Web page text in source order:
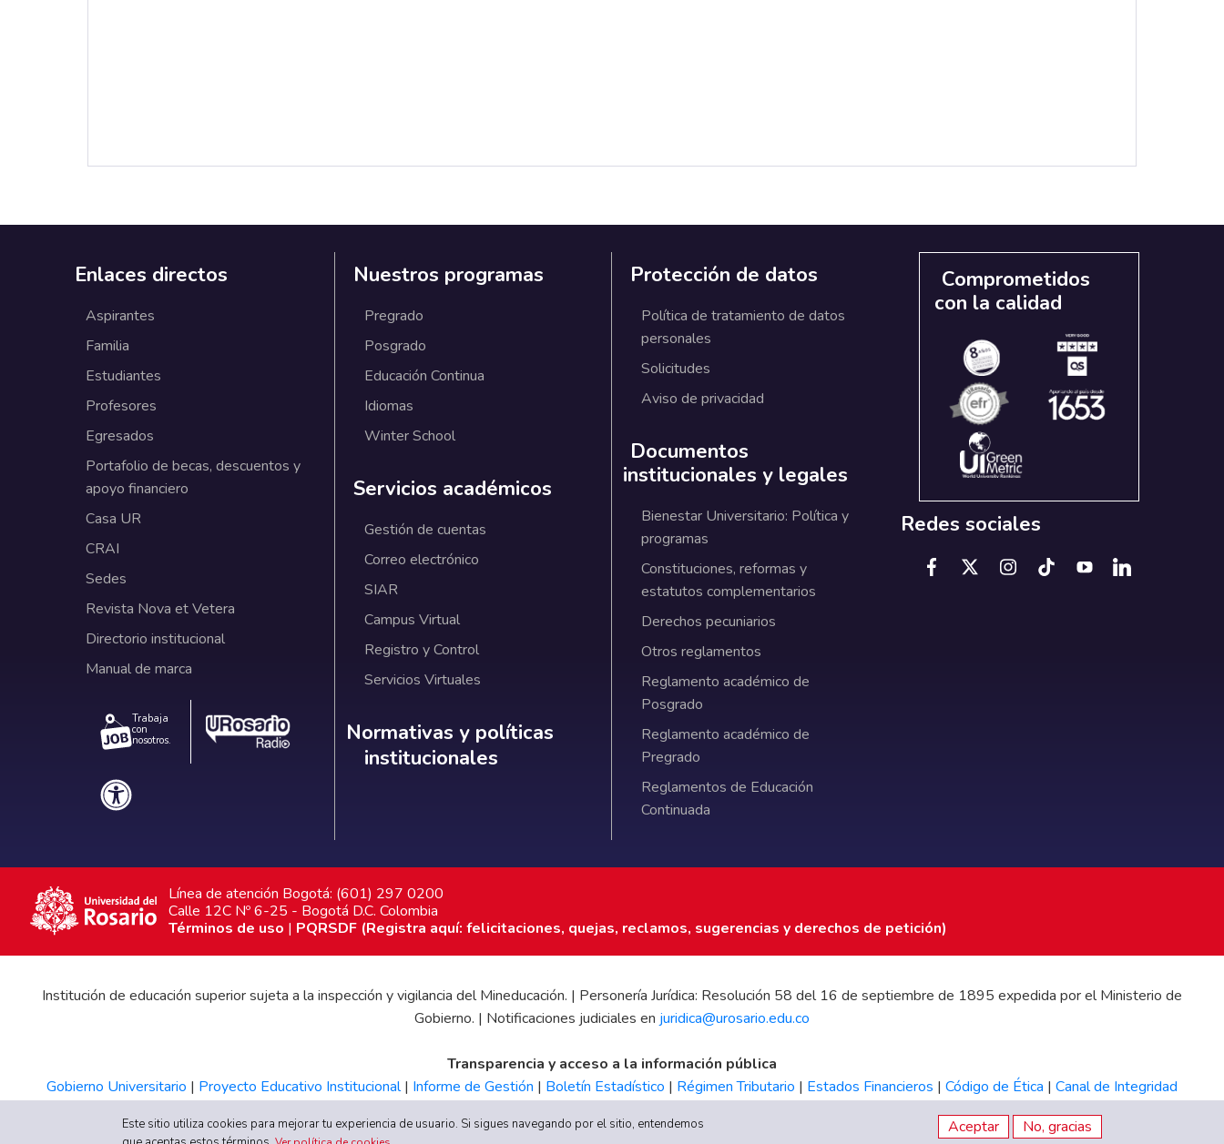
Enlaces directos
Aspirantes
Familia
Estudiantes
Profesores
Egresados
Portafolio de becas, descuentos y
apoyo financiero
Casa UR
CRAI
Sedes
Revista Nova et Vetera
Directorio institucional
Manual de marca
Trabaja
con
nosotros.
Nuestros programas
Pregrado
Posgrado
Educación Continua
Idiomas
Winter School
Servicios académicos
Gestión de cuentas
Correo electrónico
SIAR
Campus Virtual
Registro y Control
Servicios Virtuales
Normativas y políticas institucionales
Normativas y políticas
institucionales
Protección de datos
Política de tratamiento de datos
personales
Solicitudes
Aviso de privacidad
Documentos
institucionales y legales
Bienestar Universitario: Política y
programas
Constituciones, reformas y
estatutos complementarios
Derechos pecuniarios
Otros reglamentos
Reglamento académico de
Posgrado
Reglamento académico de
Pregrado
Reglamentos de Educación
Continuada
Comprometidos
con la calidad
Redes sociales
Línea de atención Bogotá: (601) 297 0200
Calle 12C Nº 6-25 - Bogotá D.C. Colombia
Términos de uso | PQRSDF (Registra aquí: felicitaciones, quejas, reclamos, sugerencias y derechos de petición)
Institución de educación superior sujeta a la inspección y vigilancia del Mineducación. | Personería Jurídica: Resolución 58 del 16 de septiembre de 1895 expedida por el Ministerio de
Gobierno. | Notificaciones judiciales en juridica@urosario.edu.co
Transparencia y acceso a la información pública
Gobierno Universitario | Proyecto Educativo Institucional| Informe de Gestión | Boletín Estadístico | Régimen Tributario | Estados Financieros | Código de Ética | Canal de Integridad
Este sitio utiliza cookies para mejorar tu experiencia de usuario. Si sigues navegando por el sitio, entendemos
Aceptar No, gracias